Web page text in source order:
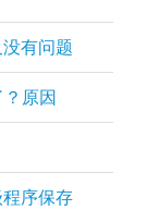
有问题
原因
序保存